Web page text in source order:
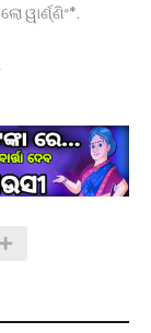
ୱାର୍ଣ୍ଣିଂ*.